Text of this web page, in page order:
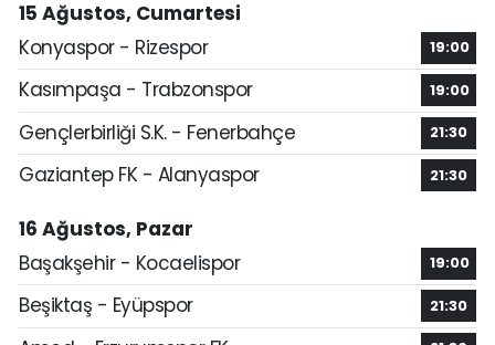
15 Ağustos, Cumartesi
Konyaspor - Rizespor
19:00
Kasımpaşa - Trabzonspor 19:00
Gençlerbirliği S.K. - Fenerbahçe 21:30
Gaziantep FK - Alanyaspor 21:30
16 Ağustos, Pazar
Başakşehir - Kocaelispor
19:00
Beşiktaş - Eyüpspor 21:30